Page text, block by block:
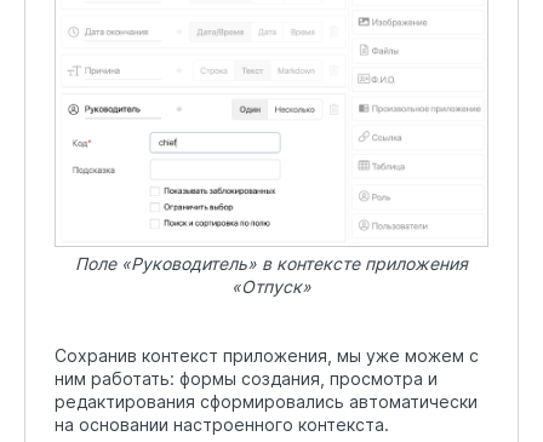
Поле «Руководитель» в контексте приложения
«Отпуск»
Сохранив контекст приложения, мы уже можем с
ним работать: формы создания, просмотра и
редактирования сформировались автоматически
на основании настроенного контекста.